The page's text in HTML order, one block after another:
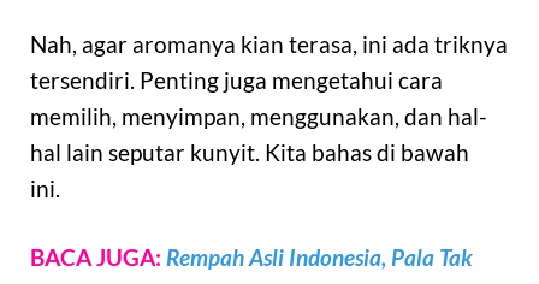
Nah, agar aromanya kian terasa, ini ada triknya
tersendiri. Penting juga mengetahui cara
memilih, menyimpan, menggunakan, dan hal-
hal lain seputar kunyit. Kita bahas di bawah
ini.
BACA JUGA: Rempah Asli Indonesia, Pala Tak